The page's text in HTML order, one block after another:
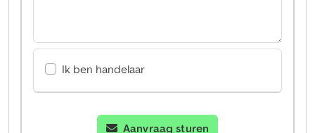
Ik ben handelaar
Aanvraag sturen